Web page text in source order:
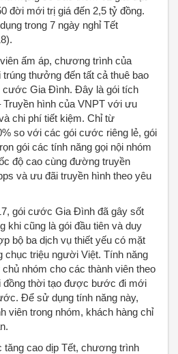
đời mới trị giá đến 2,5 tỷ đồng.
trong 7 ngày nghỉ Tết
ấm áp, chương trình của
thưởng đến tất cả thuê bao
cước Gia Đình. Đây là gói tích
Truyền hình của VNPT với ưu
chi phí tiết kiệm. Chỉ từ
so với các gói cước riêng lẻ, gói
gói các tính năng gọi nội nhóm
độ cao cùng đường truyền
và ưu đãi truyền hình theo yêu
gói cước Gia Đình đã gây sốt
khi cũng là gói đầu tiên và duy
bộ ba dịch vụ thiết yếu có mặt
chục triệu người Việt. Tính năng
nhóm cho các thành viên theo
đồng thời tạo được bước đi mới
Để sử dụng tính năng này,
viên trong nhóm, khách hàng chỉ
tăng cao dịp Tết, chương trình